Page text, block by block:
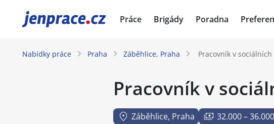
JenPráce.cz Práce Brigády Poradna
Nabídky práce Praha Záběhlice, Praha Pracovník v
Pracovník v
Záběhlice, Praha 32.000 –